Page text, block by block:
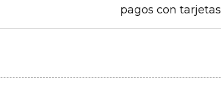
pagos con tarjetas